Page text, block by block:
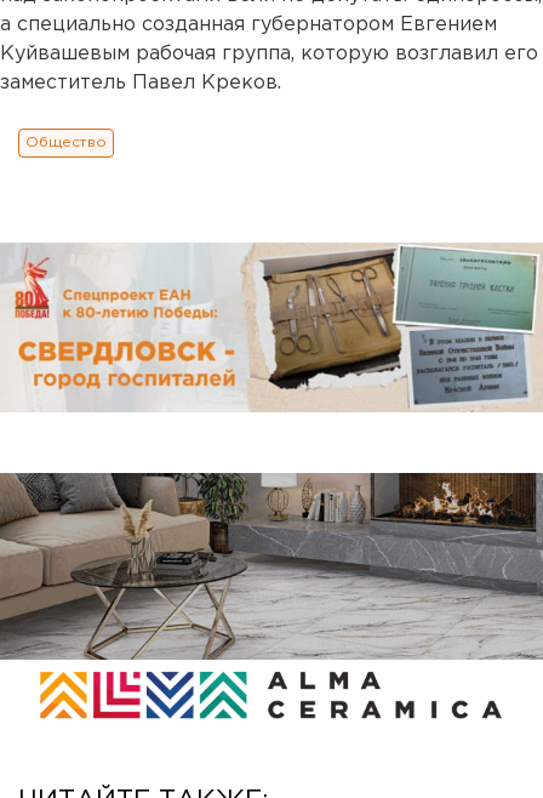
а специально созданная губернатором Евгением
Куйвашевым рабочая группа, которую возглавил его
заместитель Павел Креков.
Общество